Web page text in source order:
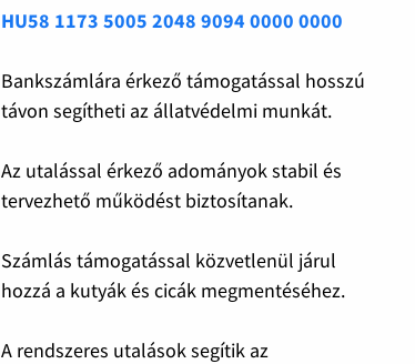
HU58 1173 5005 2048 9094 0000 0000
Bankszámlára érkező támogatással hosszú
távon segítheti az állatvédelmi munkát.
Az utalással érkező adományok stabil és
tervezhető működést biztosítanak.
Számlás támogatással közvetlenül járul
hozzá a kutyák és cicák megmentéséhez.
A rendszeres utalások segítik az